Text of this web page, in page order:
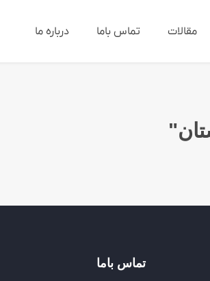
مقالات تماس باما درباره ما
تماس باما